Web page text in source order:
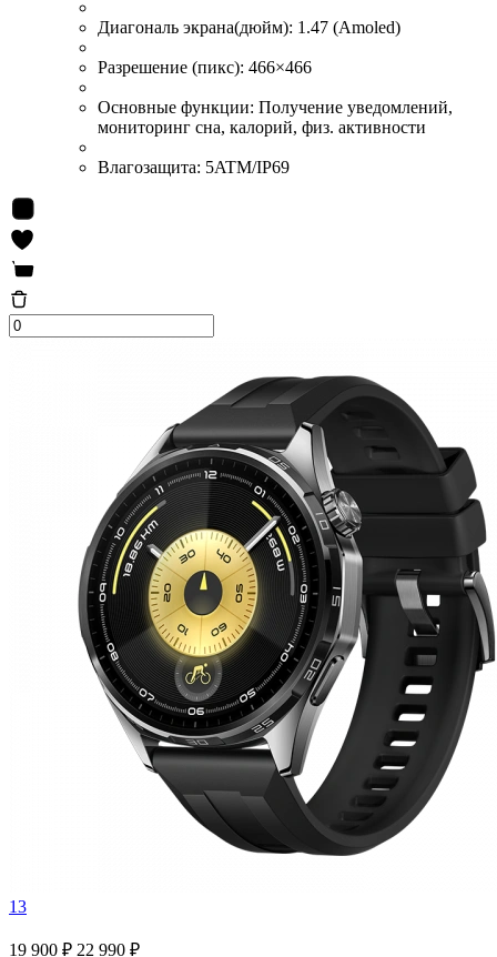
Диагональ экрана(дюйм): 1.47 (Amoled)
Разрешение (пикс): 466×466
Основные функции: Получение уведомлений,
мониторинг сна, калорий, физ. активности
Влагозащита: 5ATM/IP69
13
19 900 ₽ 22 990 ₽